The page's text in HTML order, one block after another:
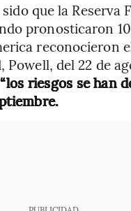
que la Reserva
pronosticaron
reconocieron
del 22 de
riesgos se han